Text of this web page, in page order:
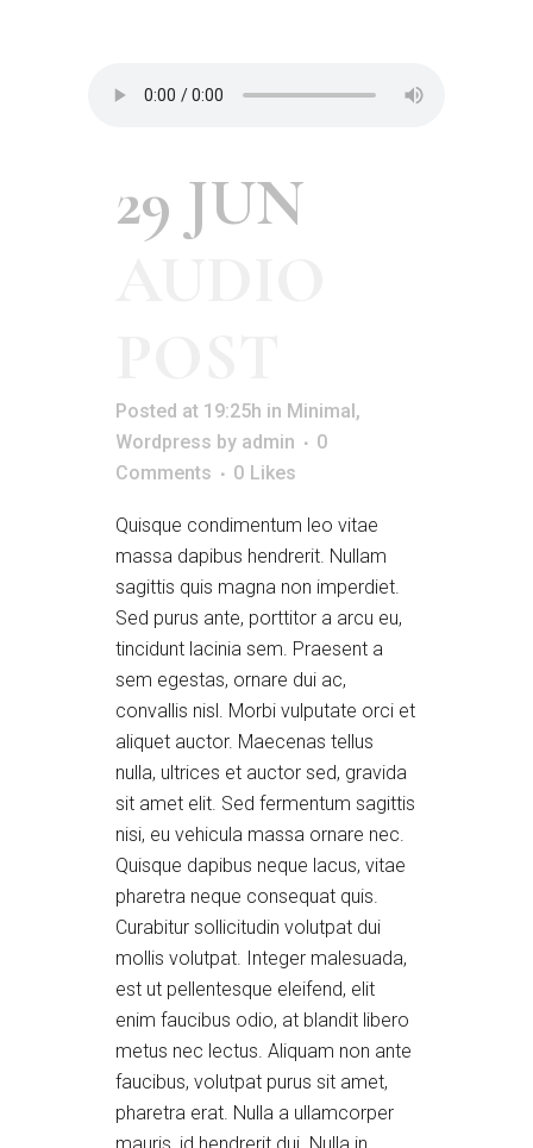
29 JUN
Posted at 19:25h in Minimal,
Wordpress by admin
0
Comments
0 Likes
Quisque condimentum leo vitae
massa dapibus hendrerit. Nullam
sagittis quis magna non imperdiet.
Sed purus ante, porttitor a arcu eu,
tincidunt lacinia sem. Praesent a
sem egestas, ornare dui ac,
convallis nisl. Morbi vulputate orci et
aliquet auctor. Maecenas tellus
nulla, ultrices et auctor sed, gravida
sit amet elit. Sed fermentum sagittis
nisi, eu vehicula massa ornare nec.
Quisque dapibus neque lacus, vitae
pharetra neque consequat quis.
Curabitur sollicitudin volutpat dui
mollis volutpat. Integer malesuada,
est ut pellentesque eleifend, elit
enim faucibus odio, at blandit libero
metus nec lectus. Aliquam non ante
faucibus, volutpat purus sit amet,
pharetra erat. Nulla a ullamcorper